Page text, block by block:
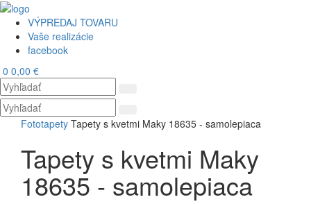
VÝPREDAJ TOVARU
Vaše realizácie
facebook
0 0,00 €
Fototapety Tapety s kvetmi Maky 18635 - samolepiaca
Tapety s kvetmi Maky
18635 - samolepiaca